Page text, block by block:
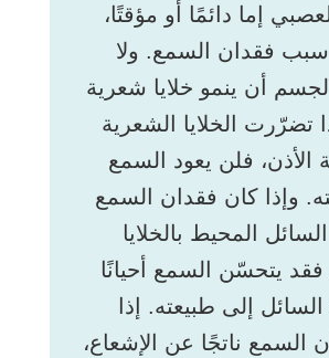
إما دائمًا أو مؤقتًا،
سبب فقدان السمع. ولا
أن ينمو خلايا شعرية
تضرّرت الخلايا الشعرية
الأذن، فلن يعود السمع
وإذا كان فقدان السمع
المحيط بالخلايا
فقد يتحسّن السمع أحيانًا
إلى طبيعته. إذا
السمع ناتجًا عن الإشعاع،